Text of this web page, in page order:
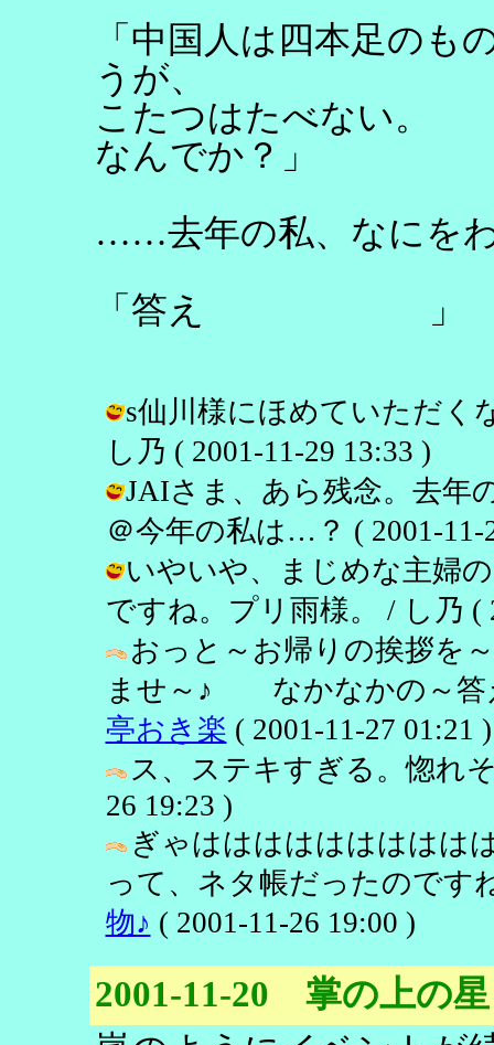
「中国人は四本足のも
うが、
こたつはたべない。
なんでか？」
……去年の私、なにを
「答え
」
s仙川様にほめていただく
し乃 ( 2001-11-29 13:33 )
JAIさま、あら残念。去年
＠今年の私は…？ ( 2001-11-
いやいや、まじめな主婦
ですね。プリ雨様。 / し乃 (
おっと～お帰りの挨拶
ませ～♪ なかなかの～答
亭おき楽 ( 2001-11-27 01:21 )
ス、ステキすぎる。惚れ
26 19:23 )
ぎゃははははははははは
って、ネタ帳だったのです
物♪ ( 2001-11-26 19:00 )
2001-11-20 掌の上の星